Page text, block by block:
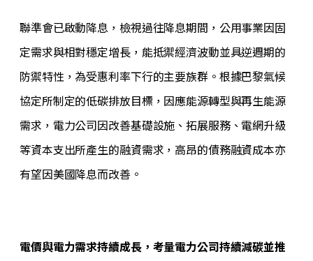
聯準會已啟動降息，檢視過往降息期間，公用事業因固
定需求與相對穩定增長，能抵禦經濟波動並具逆週期的
防禦特性，為受惠利率下行的主要族群。根據巴黎氣候
協定所制定的低碳排放目標，因應能源轉型與再生能源
需求，電力公司因改善基礎設施、拓展服務、電網升級
等資本支出所產生的融資需求，高昂的債務融資成本亦
有望因美國降息而改善。
電價與電力需求持續成長，考量電力公司持續減碳並推